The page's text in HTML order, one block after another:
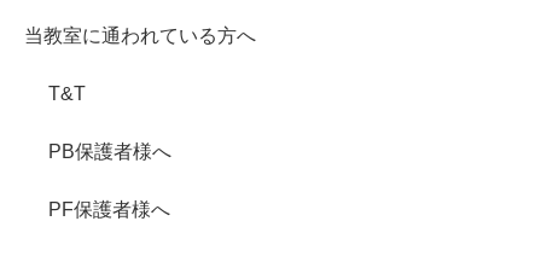
当教室に通われている方へ
T&T
PB保護者様へ
PF保護者様へ